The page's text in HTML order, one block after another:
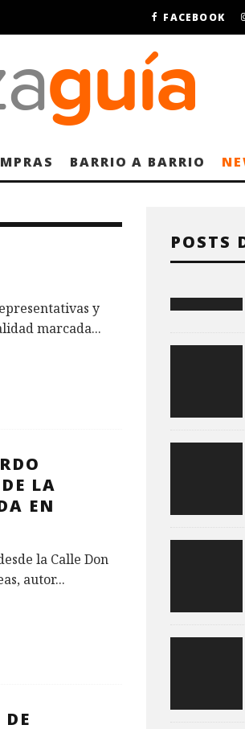
FACEBOOK
BARRIO A BARRIO
y
marcada...
LA
EN
la Calle Don
autor...
DE
POSTS